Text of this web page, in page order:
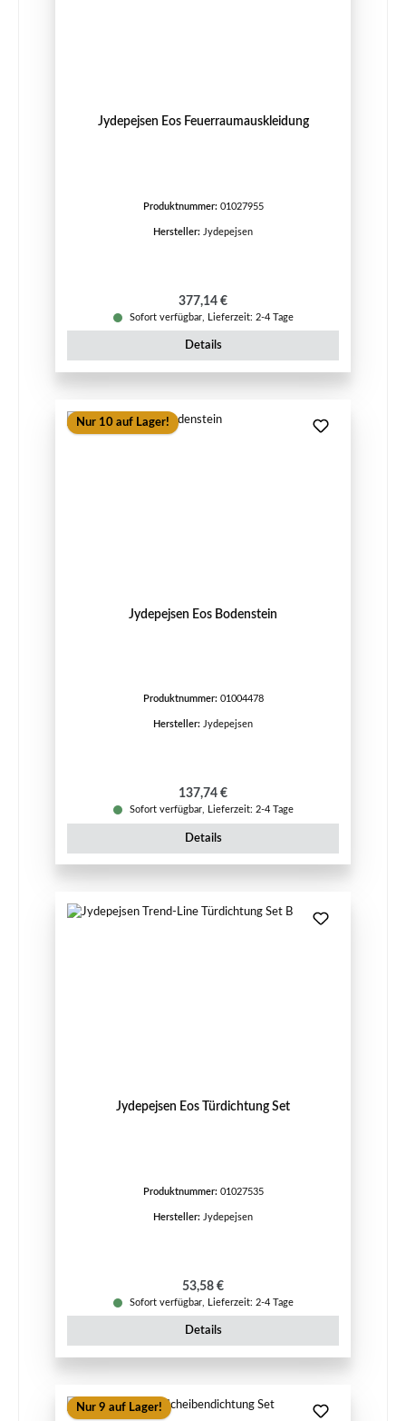
Jydepejsen Eos Feuerraumauskleidung
Produktnummer: 01027955
Hersteller: Jydepejsen
Regulärer Preis:
377,14 €
Sofort verfügbar, Lieferzeit: 2-4 Tage
Details
Nur 10 auf Lager!
Jydepejsen Eos Bodenstein
Produktnummer: 01004478
Hersteller: Jydepejsen
Regulärer Preis:
137,74 €
Sofort verfügbar, Lieferzeit: 2-4 Tage
Details
Jydepejsen Eos Türdichtung Set
Produktnummer: 01027535
Hersteller: Jydepejsen
Regulärer Preis:
53,58 €
Sofort verfügbar, Lieferzeit: 2-4 Tage
Details
Nur 9 auf Lager!